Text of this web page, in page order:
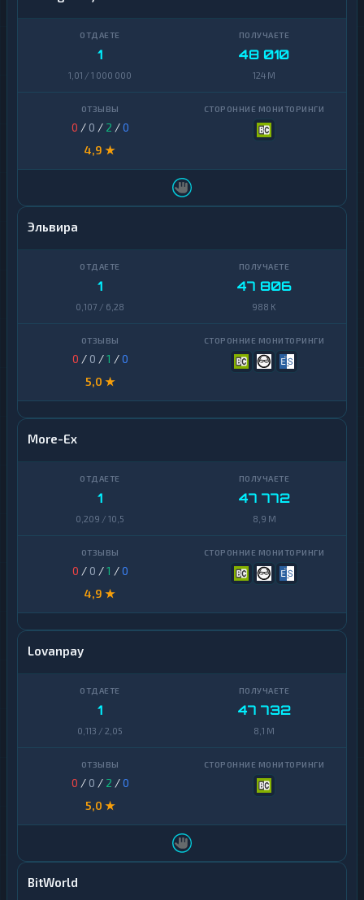
1
1,01 / 1 000 000
48 010
124 M
0 / 0 / 2 /0
4,9 ★
Эльвира
1
0,107 / 6,28
47 806
988 K
0 / 0 /1 /0
5,0 ★
More-Ex
1
0,209 / 10,5
47 772
8,9 M
0 / 0 /1 /0
4,9 ★
Lovanpay
1
0,113 / 2,05
47 732
8,1 M
0 / 0 / 2 /0
5,0 ★
BitWorld